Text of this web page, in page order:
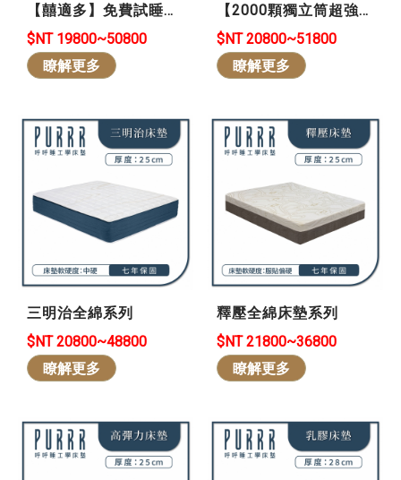
【囍適多】免費試睡
101晚 *買貴退差價 *可
退/換貨-冰纖透氣怕熱
族首選
$NT 19800~50800
瞭解更多
【2000顆獨立筒超強
支撐】 * 斯里蘭卡天然
乳膠綿*享15年保固
$NT 20800~51800
瞭解更多
三明治全綿系列
$NT 20800~48800
瞭解更多
釋壓全綿床墊系列
$NT 21800~36800
瞭解更多